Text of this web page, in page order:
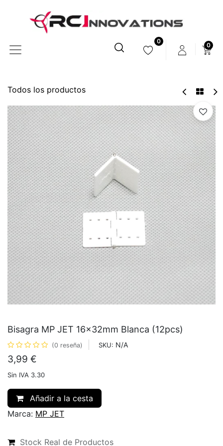
0
0
Todos los productos
Bisagra MP JET 16x32mm Blanca (12pcs)
(0 reseña) SKU: N/A
3,99 €
Sin IVA 3.30
Añadir a la cesta
Marca: MP JET
Stock Real de Productos